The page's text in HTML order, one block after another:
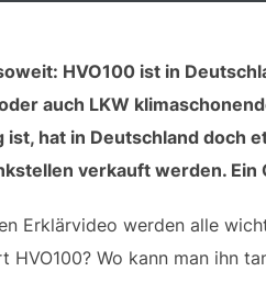
HVO100 ist in
auch LKW
hat in Deutschland doch
verkauft werden. Ein
Erklärvideo werden alle
HVO100? Wo kann man ihn